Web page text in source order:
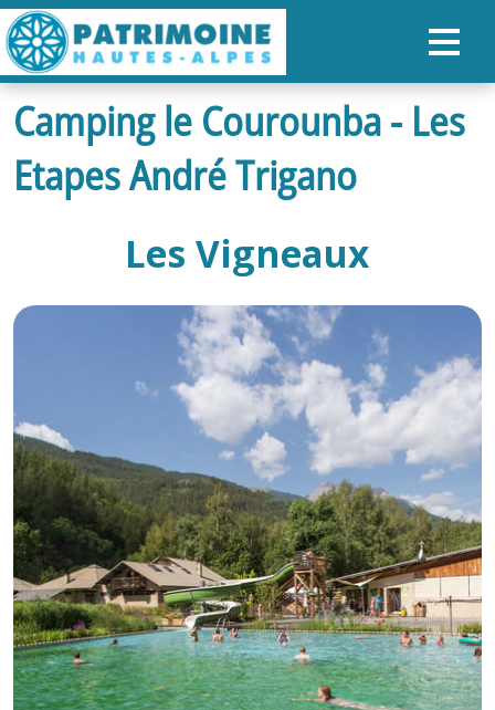
ACCUEIL
CARTE
RANDONNÉES
ORGANISER SON SÉJOUR
FR
GB
IT
Camping le Courounba - Les
Etapes André Trigano
Les Vigneaux